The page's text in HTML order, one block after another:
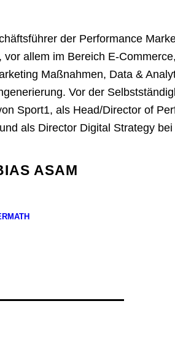
der Performance
allem im Bereich E-
Maßnahmen, Data &
Vor der
Sport1, als Head/Director of
als Director Digital Strategy
ASAM